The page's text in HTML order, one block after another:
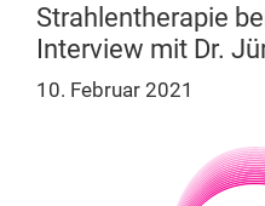
Strahlentherapie
Interview mit Dr.
10. Februar 2021